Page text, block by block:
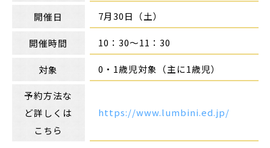
開催日 7月30日（土）
開催時間 10：30～11：30
対象 0・1歳児対象（主に1歳児）
予約方法な
ど詳しくは
こちら
https://www.lumbini.ed.jp/